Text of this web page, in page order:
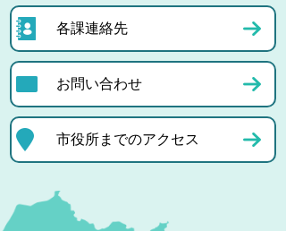
各課連絡先
お問い合わせ
市役所までのアクセス